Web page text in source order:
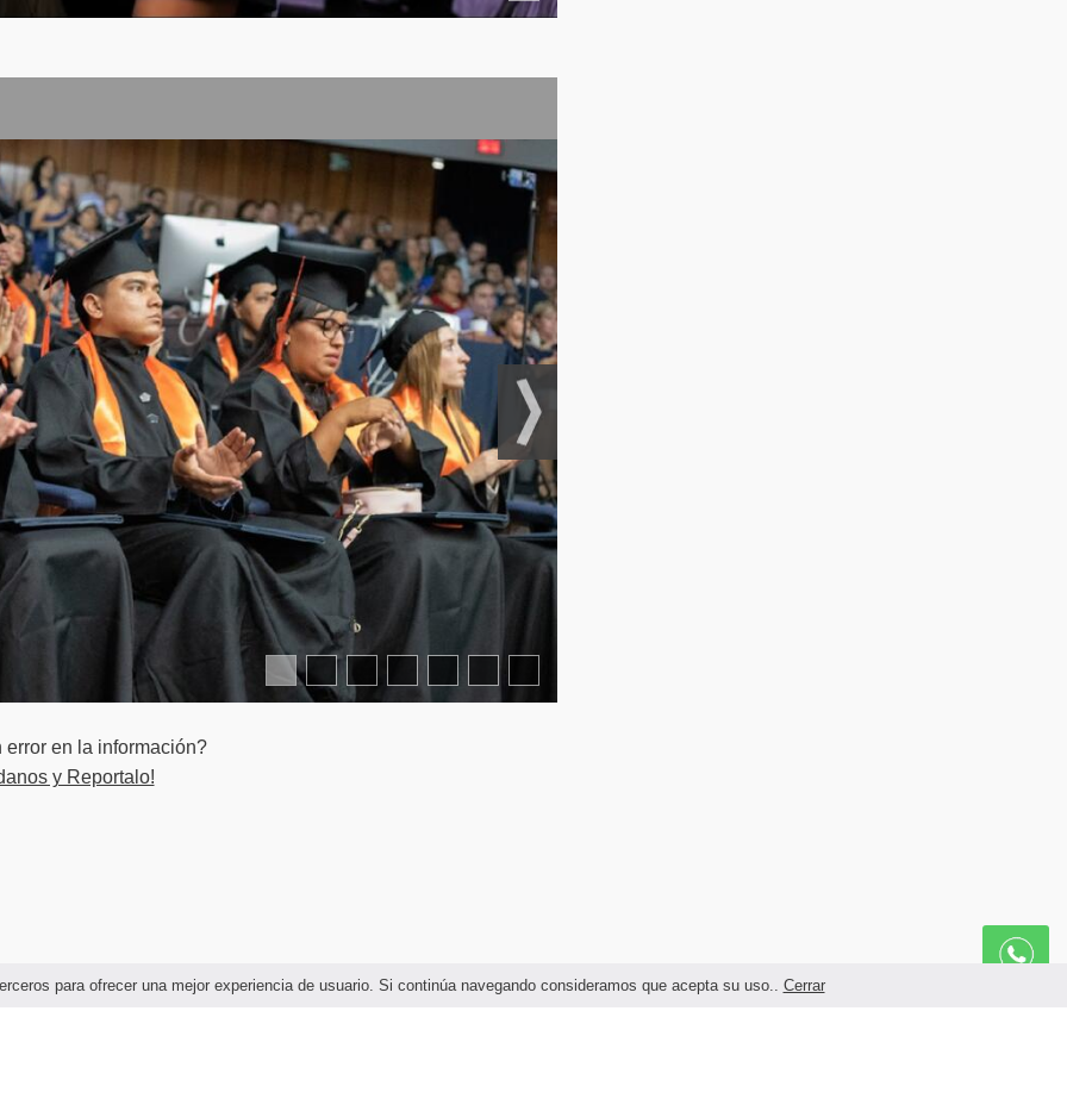
para ofrecer una mejor experiencia de usuario. Si continúa navegando consideramos que acepta su uso.. Cerrar
en audio
en la industria musical
de medio
de producción
para artistas
enfocada
contextual
a identidad sonora
y entregables
intención
error en la información?
y Reportalo!